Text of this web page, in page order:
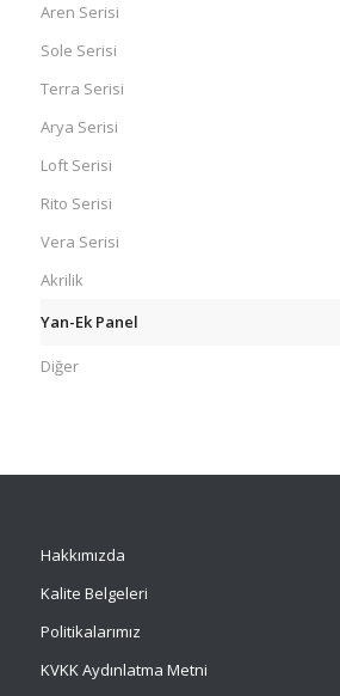
Aren Serisi
Sole Serisi
Terra Serisi
Arya Serisi
Loft Serisi
Rito Serisi
Vera Serisi
Akrilik
Yan-Ek Panel
Diğer
Hakkımızda
Kalite Belgeleri
Politikalarımız
KVKK Aydınlatma Metni